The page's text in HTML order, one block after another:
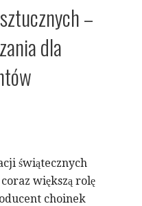
–
dla
świątecznych
większą rolę
choinek